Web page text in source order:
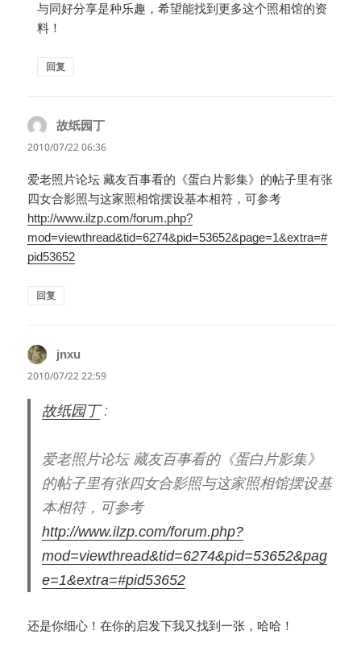
与同好分享是种乐趣，希望能找到更多这个照相馆的资
料！
回复
故纸园丁
道：
2010/07/22 06:36
爱老照片论坛 藏友百事看的《蛋白片影集》的帖子里有张
四女合影照与这家照相馆摆设基本相符，可参考
http://www.ilzp.com/forum.php?
mod=viewthread&tid=6274&pid=53652&page=1&extra=#
pid53652
回复
jnxu
道：
2010/07/22 22:59
故纸园丁:
爱老照片论坛 藏友百事看的《蛋白片影集》
的帖子里有张四女合影照与这家照相馆摆设基
本相符，可参考
http://www.ilzp.com/forum.php?
mod=viewthread&tid=6274&pid=53652&pag
e=1&extra=#pid53652
还是你细心！在你的启发下我又找到一张，哈哈！